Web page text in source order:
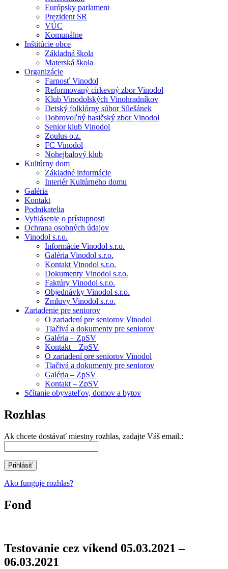
Európsky parlament
Prezident SR
VÚC
Komunálne
Inštitúcie obce
Základná škola
Materská škola
Organizácie
Farnosť Vinodol
Reformovaný cirkevný zbor Vinodol
Klub Vinodolských Vinohradníkov
Detský folklórny súbor Sílešánek
Dobrovoľný hasičský zbor Vinodol
Senior klub Vinodol
Zoulus o.z.
FC Vinodol
Nohejbalový klub
Kultúrny dom
Základné informácie
Interiér Kultúrneho domu
Galéria
Kontakt
Podnikatelia
Vyhlásenie o prístupnosti
Ochrana osobných údajov
Vinodol s.r.o.
Informácie Vinodol s.r.o.
Galéria Vinodol s.r.o.
Kontakt Vinodol s.r.o.
Dokumenty Vinodol s.r.o.
Faktúry Vinodol s.r.o.
Objednávky Vinodol s.r.o.
Zmluvy Vinodol s.r.o.
Zariadenie pre seniorov
O zariadení pre seniorov Vinodol
Tlačivá a dokumenty pre seniorov
Galéria – ZpSV
Kontakt – ZpSV
O zariadení pre seniorov Vinodol
Tlačivá a dokumenty pre seniorov
Galéria – ZpSV
Kontakt – ZpSV
Sčítanie obyvateľov, domov a bytov
Rozhlas
Ak chcete dostávať miestny rozhlas, zadajte Váš email.:
Ako funguje rozhlas?
Fond
Testovanie cez víkend 05.03.2021 –
06.03.2021